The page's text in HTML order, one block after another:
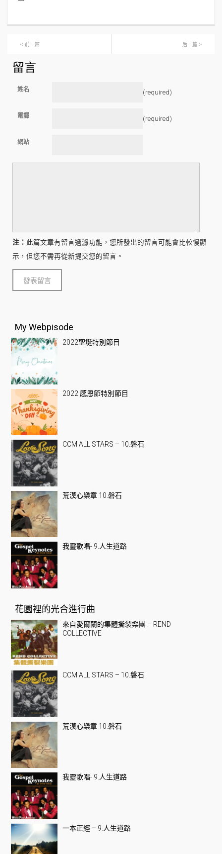
< 前一篇 后一篇 >
留言
姓名 (required)
電郵 (required)
網站
注： 此篇文章有留言過濾功能，您所發出的留言可能會比較慢顯
示，但您不需再從新提交您的留言。
My Webpisode
2022聖誕特別節目
2022 感恩節特別節目
CCM ALL STARS – 10.磐石
荒漠心樂章 10.磐石
我靈歌唱- 9.人生道路
花園裡的光合進行曲
來自愛爾蘭的集體撕裂樂團 – REND
COLLECTIVE
CCM ALL STARS – 10.磐石
荒漠心樂章 10.磐石
我靈歌唱- 9.人生道路
一本正經 – 9.人生道路